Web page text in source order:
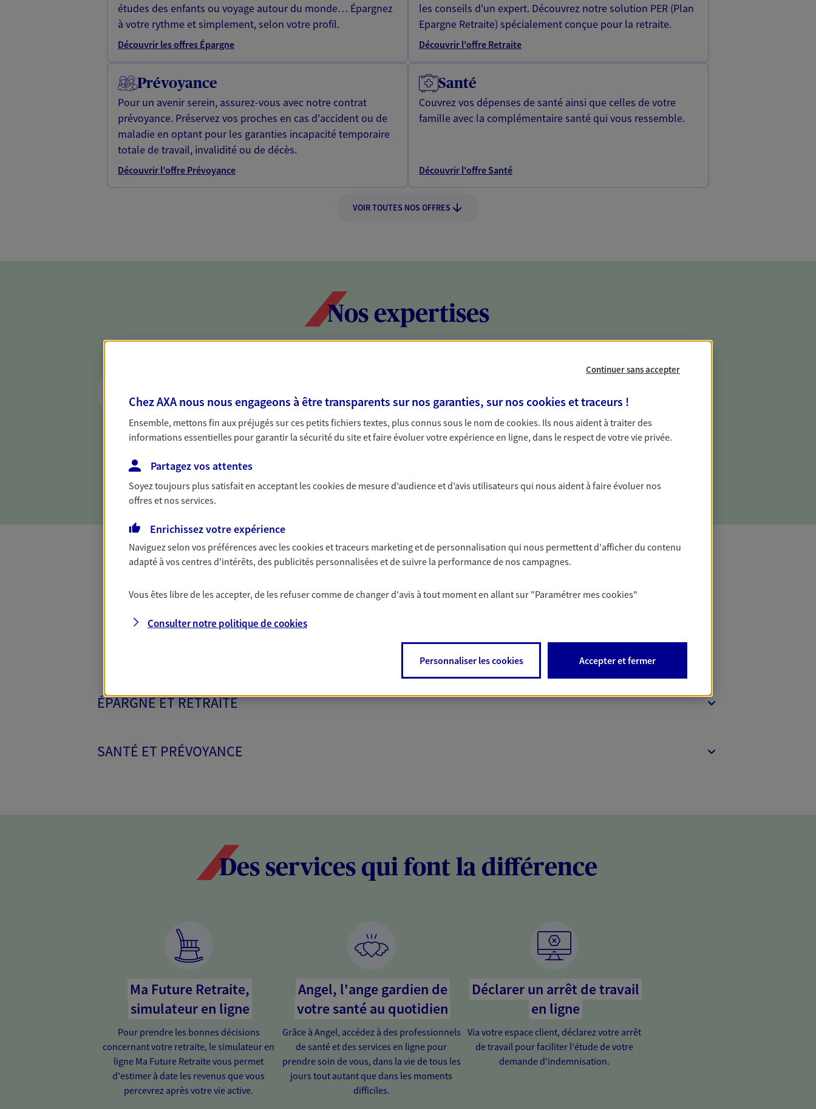
études des enfants ou voyage autour du monde… Épargnez
à votre rythme et simplement, selon votre profil.
Découvrir les offres Épargne
les conseils d'un expert. Découvrez notre solution PER (Plan
Epargne Retraite) spécialement conçue pour la retraite.
Découvrir l'offre Retraite
Prévoyance
Pour un avenir serein, assurez-vous avec notre contrat
prévoyance. Préservez vos proches en cas d'accident ou de
maladie en optant pour les garanties incapacité temporaire
totale de travail, invalidité ou de décès.
Découvrir l'offre Prévoyance
Santé
Couvrez vos dépenses de santé ainsi que celles de votre
famille avec la complémentaire santé qui vous ressemble.
Découvrir l'offre Santé
VOIR TOUTES NOS OFFRES
Nos expertises
de votre situation
Parce qu'avant de définir une stratégie, il est nécessaire
d'établir un bon diagnostic, nous vous accompagnons pour
solide pour vous formuler des conseils cohérents avec vos
Protéger votre vie professionnelle et
votre vie privée
Nous sommes à votre écoute pour vous proposer des
solutions assurantielles couvrant les risques liés à votre
PROFESSIONNELS
ÉPARGNE ET RETRAITE
SANTÉ ET PRÉVOYANCE
Des services qui font la différence
Ma Future Retraite,
simulateur en ligne
Pour prendre les bonnes décisions
concernant votre retraite, le simulateur en
ligne Ma Future Retraite vous permet
d'estimer à date les revenus que vous
percevrez après votre vie active.
Angel, l'ange gardien de
votre santé au quotidien
Grâce à Angel, accédez à des professionnels
de santé et des services en ligne pour
prendre soin de vous, dans la vie de tous les
jours tout autant que dans les moments
difficiles.
Déclarer un arrêt de travail
en ligne
Via votre espace client, déclarez votre arrêt
de travail pour faciliter l'étude de votre
demande d'indemnisation.
Continuer sans accepter
Chez AXA nous nous engageons à être transparents sur nos garanties, sur nos cookies et traceurs !
Ensemble, mettons fin aux préjugés sur ces petits fichiers textes, plus connus sous le nom decookies. Ils nous aident à traiter des
informations essentielles pour garantir la sécurité du site et faire évoluer votre expérience en ligne, dans le respect de votre vie privée.
Partagez vos attentes
Soyez toujours plus satisfait en acceptant lescookiesde mesure d’audience et d’avis utilisateurs qui nous aident à faire évoluer nos
offres et nos services.
Enrichissez votre expérience
Naviguez selon vos préférences avec lescookies et traceurs marketing et de personnalisation qui nous permettent d'afficher du contenu
adapté à vos centres d'intérêts, des publicités personnalisées et de suivre la performance de nos campagnes.
Vous êtes libre de les accepter, de les refuser comme de changer d'avis à tout moment en allant sur "Paramétrer mescookies"
Consulter notre politique decookies
Personnaliser les cookies Accepter et fermer